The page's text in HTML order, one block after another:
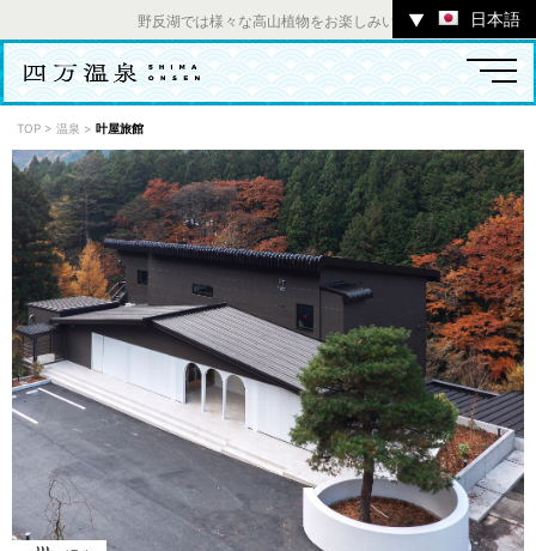
野反湖では様々な高山植物をお楽しみいただけます。 ／ チャ
▼ 日本語
温泉 宿 お店 スポット
体験 イベント ツアー
中之条町その他のエリア
TOP >温泉 >叶屋旅館